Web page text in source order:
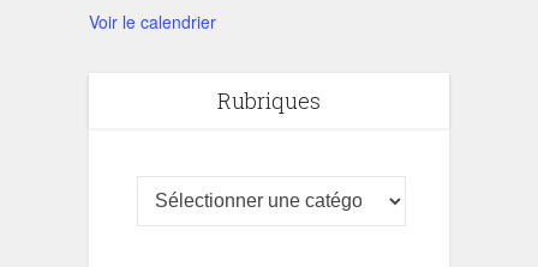
Voir le calendrier
Rubriques